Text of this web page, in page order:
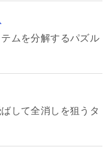
ムを分解するパズル
して全消しを狙うタ